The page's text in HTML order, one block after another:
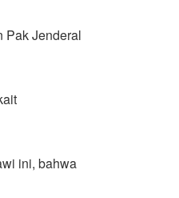
Pak Jenderal
ini, bahwa